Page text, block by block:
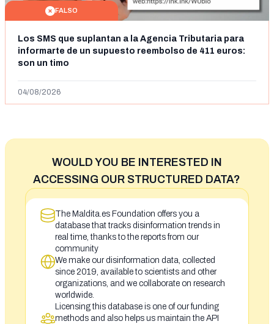
FALSO
Los SMS que suplantan a la Agencia Tributaria para
informarte de un supuesto reembolso de 411 euros:
son un timo
04/08/2026
WOULD YOU BE INTERESTED IN
ACCESSING OUR STRUCTURED DATA?
The Maldita.es Foundation offers you a
database that tracks disinformation trends in
real time, thanks to the reports from our
community
We make our disinformation data, collected
since 2019, available to scientists and other
organizations, and we collaborate on research
worldwide.
Licensing this database is one of our funding
methods and also helps us maintain the API